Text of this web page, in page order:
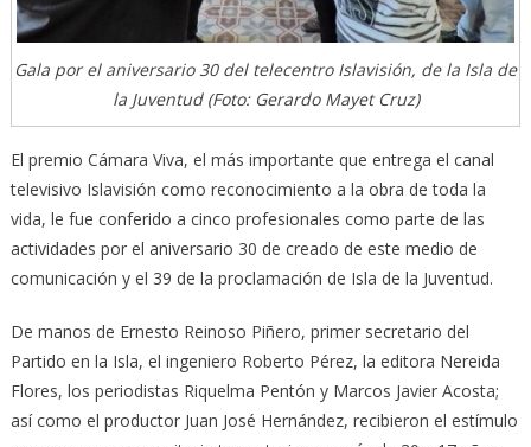
Gala por el aniversario 30 del telecentro Islavisión, de la Isla de
la Juventud (Foto: Gerardo Mayet Cruz)
El premio Cámara Viva, el más importante que entrega el canal
televisivo Islavisión como reconocimiento a la obra de toda la
vida, le fue conferido a cinco profesionales como parte de las
actividades por el aniversario 30 de creado de este medio de
comunicación y el 39 de la proclamación de Isla de la Juventud.
De manos de Ernesto Reinoso Piñero, primer secretario del
Partido en la Isla, el ingeniero Roberto Pérez, la editora Nereida
Flores, los periodistas Riquelma Pentón y Marcos Javier Acosta;
así como el productor Juan José Hernández, recibieron el estímulo